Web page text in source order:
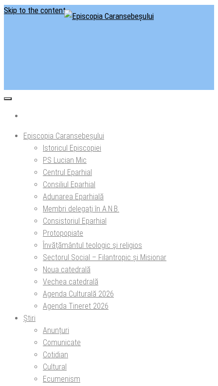
Skip to the content
Episcopia Caransebeșului
Istoricul Episcopiei
PS Lucian Mic
Centrul Eparhial
Consiliul Eparhial
Adunarea Eparhială
Membri delegaţi în A.N.B.
Consistoriul Eparhial
Protopopiate
Învăţământul teologic şi religios
Sectorul Social – Filantropic și Misionar
Noua catedrală
Vechea catedrală
Agenda Culturală 2026
Agenda Tineret 2026
Știri
Anunțuri
Comunicate
Cotidian
Cultural
Ecumenism